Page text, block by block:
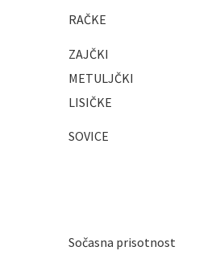
RAČKE
ZAJČKI
METULJČKI
LISIČKE
SOVICE
Sočasna prisotnost